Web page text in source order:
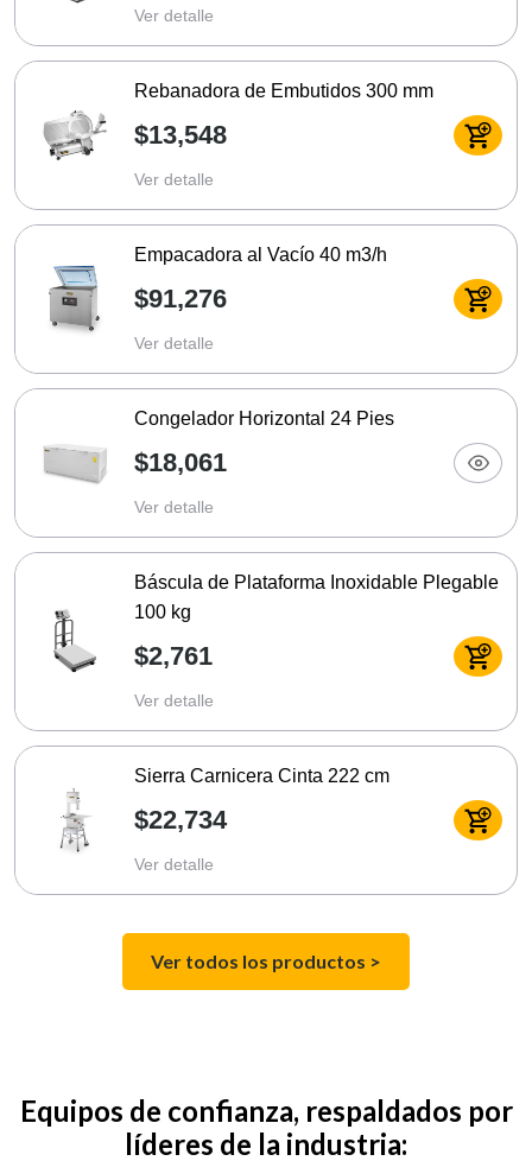
Ver detalle
Rebanadora de Embutidos 300 mm
$13,548
Ver detalle
Empacadora al Vacío 40 m3/h
$91,276
Ver detalle
Congelador Horizontal 24 Pies
$18,061
Ver detalle
Báscula de Plataforma Inoxidable Plegable
100 kg
$2,761
Ver detalle
Sierra Carnicera Cinta 222 cm
$22,734
Ver detalle
Ver todos los productos >
Equipos de confianza, respaldados por
líderes de la industria: